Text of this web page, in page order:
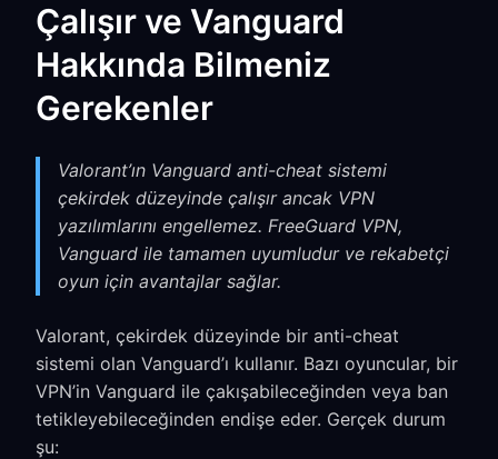
Çalışır ve Vanguard
Hakkında Bilmeniz
Gerekenler
Valorant’ın Vanguard anti-cheat sistemi
çekirdek düzeyinde çalışır ancak VPN
yazılımlarını engellemez. FreeGuard VPN,
Vanguard ile tamamen uyumludur ve rekabetçi
oyun için avantajlar sağlar.
Valorant, çekirdek düzeyinde bir anti-cheat
sistemi olan Vanguard’ı kullanır. Bazı oyuncular, bir
VPN’in Vanguard ile çakışabileceğinden veya ban
tetikleyebileceğinden endişe eder. Gerçek durum
şu: